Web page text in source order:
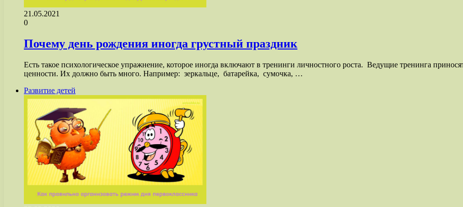
21.05.2021
0
Почему день рождения иногда грустный праздник
Есть такое психологическое упражнение, которое иногда включают в тренинги личностного роста. Ведущие тренинга
ценности. Их должно быть много. Например: зеркальце, батарейка, сумочка, …
Развитие детей